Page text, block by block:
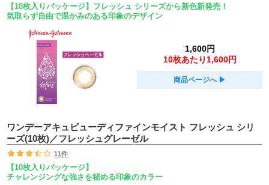
【10枚入りパッケージ】フレッシュ シリーズから新色新発売！
気取らず自由で温かみのある印象のデザイン
1,600円
10枚あたり1,600円
商品ページへ ▶︎
ワンデーアキュビューディファインモイスト フレッシュ シリ
ーズ(10枚)／フレッシュグレーゼル
11件
【10枚入りパッケージ】
チャレンジングな強さを秘める印象のカラー